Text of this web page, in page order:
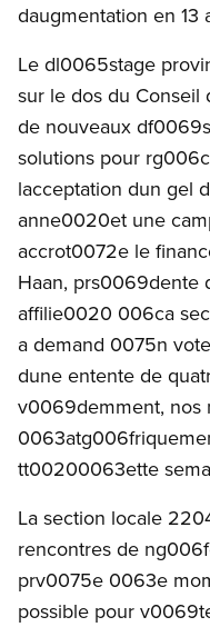
daugmentation en 13
Le dl0065stage
sur le dos du
de nouveaux
solutions pour
lacceptation dun gel
anne0020et une
accrot0072e le
Haan, prs0069dente
affilie0020 006ca
a demand 0075n
dune entente de
v0069demment, nos
tt00200063ette
La section locale
rencontres de
prv0075e 0063e
possible pour